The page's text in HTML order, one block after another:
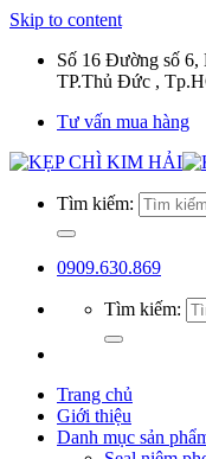
Skip to content
Số 16 Đường số
TP.Thủ Đức ,
Tư vấn mua hàng
Tìm kiếm:
0909.630.869
Tìm kiếm:
Trang chủ
Giới thiệu
Danh mục sản